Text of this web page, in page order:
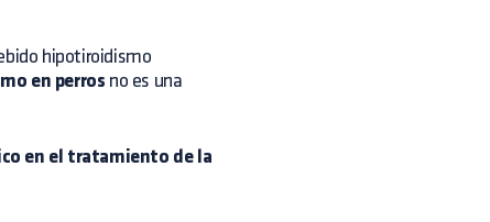
hipotiroidismo
en perros no es una
en el tratamiento de la